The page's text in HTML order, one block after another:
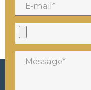
E-mail*
Message*